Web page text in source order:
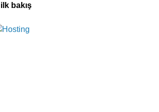
ilk bakış